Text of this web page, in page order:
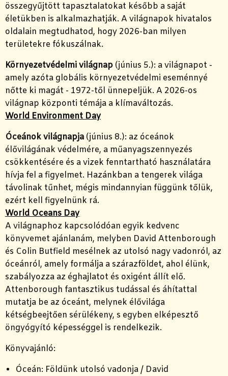
összegyűjtött tapasztalatokat később a saját
életükben is alkalmazhatják. A világnapok hivatalos
oldalain megtudhatod, hogy 2026-ban milyen
területekre fókuszálnak.
Környezetvédelmi világnap (június 5.): a világnapot -
amely azóta globális környezetvédelmi eseménnyé
nőtte ki magát - 1972-től ünnepeljük. A 2026-os
világnap központi témája a klímaváltozás.
World Environment Day
Óceánok világnapja (június 8.): az óceánok
élővilágának védelmére, a műanyagszennyezés
csökkentésére és a vizek fenntartható használatára
hívja fel a figyelmet. Hazánkban a tengerek világa
távolinak tűnhet, mégis mindannyian függünk tőlük,
ezért kell figyelnünk rá.
World Oceans Day
A világnaphoz kapcsolódóan egyik kedvenc
könyvemet ajánlanám, melyben David Attenborough
és Colin Butfield mesélnek az utolsó nagy vadonról, az
óceánról, amely formálja a szárazföldet, ahol élünk,
szabályozza az éghajlatot és oxigént állít elő.
Attenborough fantasztikus tudással és áhítattal
mutatja be az óceánt, melynek élővilága
kétségbeejtően sérülékeny, s egyben elképesztő
öngyógyító képességgel is rendelkezik.
Könyvajánló:
Óceán: Földünk utolsó vadonja / David